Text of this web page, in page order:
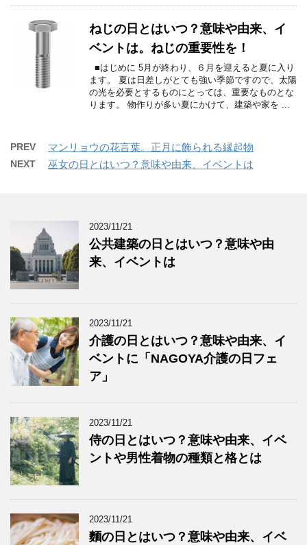
ねじの日とはいつ？意味や由来、イ
ベントは。ねじの重要性を！
■はじめに 5月が終わり、６月を迎えると夏に入り
ます。 夏は日差しがとても強い季節ですので、太陽
の光を必要とするものにとっては、重要なものとな
ります。 物作りが多い夏にかけて、建築や家を ...
PREV マンリョウの花言葉。正月に飾られる縁起物
NEXT 巫女の日とはいつ？意味や由来、イベントは
2023/11/21
公共建築の日とはいつ？意味や由
来、イベントは
2023/11/21
介護の日とはいつ？意味や由来、イ
ベントに「NAGOYA介護の日フェ
ア」
2023/11/21
侍の日とはいつ？意味や由来、イベ
ントや男性着物の種類と格とは
2023/11/21
麵の日とはいつ？意味や由来、イベ